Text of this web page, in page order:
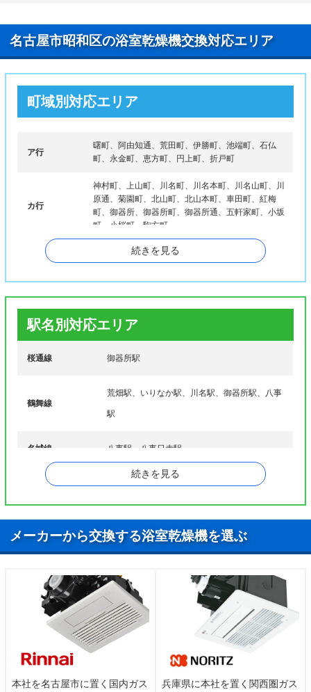
名古屋市昭和区の浴室乾燥機交換対応エリア
町域別対応エリア
ア行
曙町、阿由知通、荒田町、伊勝町、池端町、石仏
町、永金町、恵方町、円上町、折戸町
カ行
神村町、上山町、川名町、川名本町、川名山町、川
原通、菊園町、北山町、北山本町、車田町、紅梅
町、御器所、御器所町、御器所通、五軒家町、小坂
町、小桜町、駒方町
桜山町、塩付通、汐見町、下構町、白金
台町、田面町、高辻町、高峯町、滝川町、滝子町、
ナ行 長池町、長戸町、西畑町
萩原町、狭間町、花見通、隼人町、広池町、広路
福江、福原町、藤成通
前山町、松風町、丸屋町、緑町、南山町、南分町、
大和町、山中町、山手通、山花町、山脇町、雪見町
ワ行 若柳町
続きを見る
駅名別対応エリア
桜通線 御器所駅
鶴舞線
荒畑駅、いりなか駅、川名駅、御器所駅、八事
駅
名城線 八事駅、八事日赤駅
続きを見る
メーカーから交換する浴室乾燥機を選ぶ
本社を名古屋市に置く国内ガス
兵庫県に本社を置く関西圏ガス